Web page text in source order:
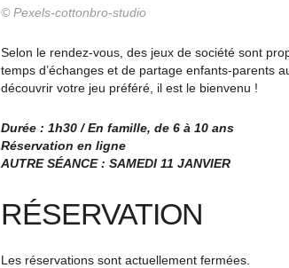
© Pexels-cottonbro-studio
Selon le rendez-vous, des jeux de société sont
temps d’échanges et de partage enfants-parents
découvrir votre jeu préféré, il est le bienvenu !
Durée : 1h30 / En famille, de 6 à 10 ans
Réservation en ligne
AUTRE SÉANCE : SAMEDI 11 JANVIER
RÉSERVATION
Les réservations sont actuellement fermées.